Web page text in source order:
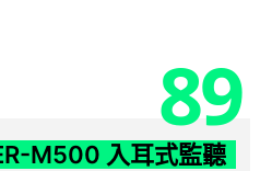
89
M500 入耳式監聽